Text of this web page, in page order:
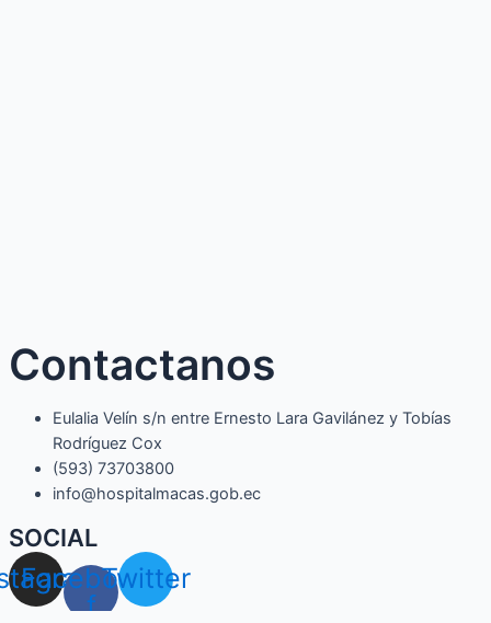
Contactanos
Eulalia Velín s/n entre Ernesto Lara Gavilánez y Tobías
Rodríguez Cox
(593) 73703800​
info@hospitalmacas.gob.ec
SOCIAL
Facebook-
f
Twitter